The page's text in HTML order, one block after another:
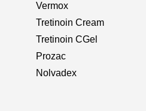
Vermox
Tretinoin Cream
Tretinoin CGel
Prozac
Nolvadex